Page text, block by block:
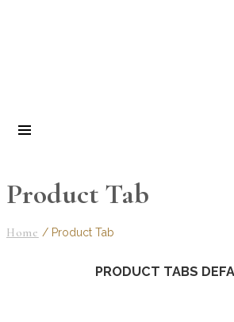
Product Tab
Home / Product Tab
PRODUCT TABS